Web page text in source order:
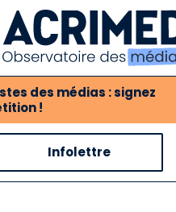
des médias : signez
!
Notre association
Notre critique des
Infolettre